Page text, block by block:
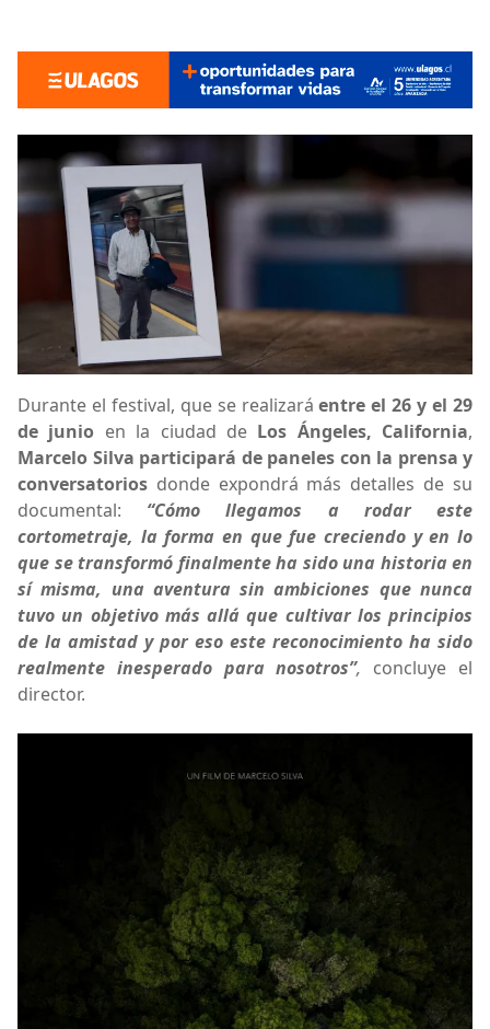
Durante el festival, que se realizaráentre el 26 y el 29
de junio en la ciudad de Los Ángeles, California,
Marcelo Silva participará de paneles con la prensa y
conversatorios donde expondrá más detalles de su
documental: “Cómo llegamos a rodar este
cortometraje, la forma en que fue creciendo y en lo
que se transformó finalmente ha sido una historia en
sí misma, una aventura sin ambiciones que nunca
tuvo un objetivo más allá que cultivar los principios
de la amistad y por eso este reconocimiento ha sido
realmente inesperado para nosotros”, concluye el
director.